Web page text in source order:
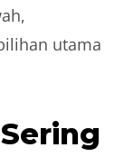
utama